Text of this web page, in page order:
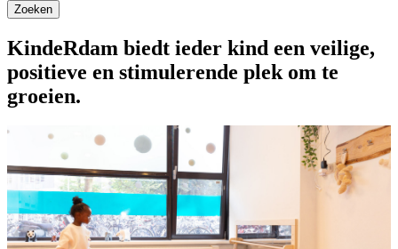
Zoeken
KindeRdam biedt ieder kind een veilige,
positieve en stimulerende plek om te
groeien.